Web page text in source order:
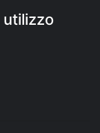
utilizzo